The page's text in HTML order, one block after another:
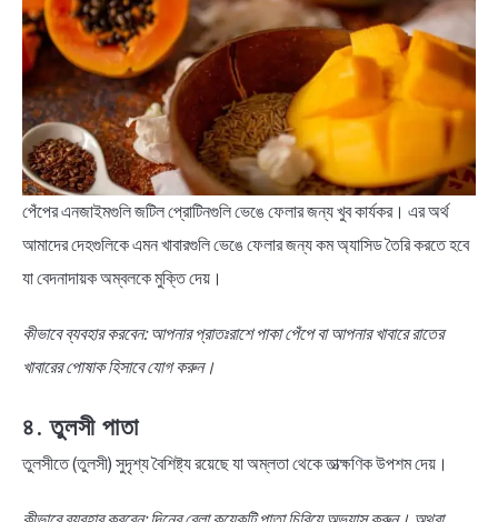
পেঁপের এনজাইমগুলি জটিল প্রোটিনগুলি ভেঙে ফেলার জন্য খুব কার্যকর। এর অর্থ
আমাদের দেহগুলিকে এমন খাবারগুলি ভেঙে ফেলার জন্য কম অ্যাসিড তৈরি করতে হবে
যা বেদনাদায়ক অম্বলকে মুক্তি দেয়।
কীভাবে ব্যবহার করবেন: আপনার প্রাতঃরাশে পাকা পেঁপে বা আপনার খাবারে রাতের
খাবারের পোষাক হিসাবে যোগ করুন।
৪. তুলসী পাতা
তুলসীতে (তুলসী) সুদৃশ্য বৈশিষ্ট্য রয়েছে যা অম্লতা থেকে তাত্ক্ষণিক উপশম দেয়।